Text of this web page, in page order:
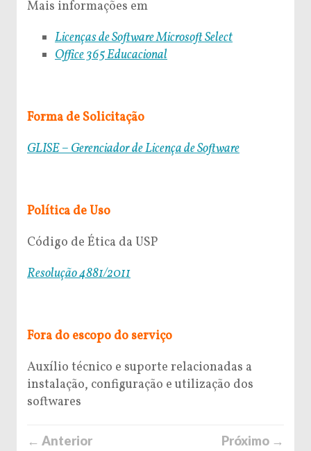
Mais informações em
Licenças de Software Microsoft Select
Office 365 Educacional
Forma de Solicitação
GLISE – Gerenciador de Licença de Software
Política de Uso
Código de Ética da USP
Resolução 4881/2011
Fora do escopo do serviço
Auxílio técnico e suporte relacionadas a
instalação, configuração e utilização dos
softwares
← Anterior Próximo →